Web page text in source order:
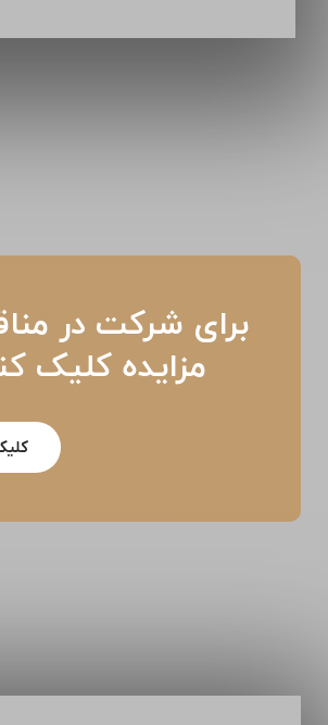
برای شرکت در
مزایده کلیک